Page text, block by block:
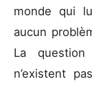
monde qui
aucun
La
n’existent